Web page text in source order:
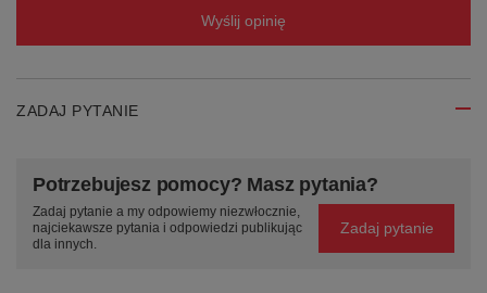
Wyślij opinię
ZADAJ PYTANIE
Potrzebujesz pomocy? Masz pytania?
Zadaj pytanie a my odpowiemy niezwłocznie,
najciekawsze pytania i odpowiedzi publikując
dla innych.
Zadaj pytanie